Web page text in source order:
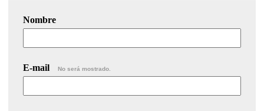
Nombre
E-mail No será mostrado.